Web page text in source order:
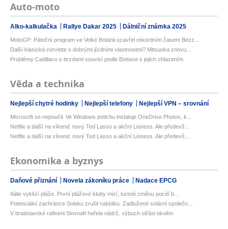
Auto-moto
Alko-kalkulačka Rallye Dakar 2025 Dálniční známka 2025
MotoGP: Páteční program ve Velké Británii uzavřel rekordním časem Bezz...
Další klasická corvette s dobrými jízdními vlastnostmi? Mitsuoka znovu...
Problémy Cadillacu s brzdami souvisí podle Bottase s jejich chlazením
Věda a technika
Nejlepší chytré hodinky Nejlepší telefony Nejlepší VPN – srovnání
Microsoft se nepoučil. Ve Windows potichu instaluje OneDrive Photos, k...
Netflix a další na víkend: nový Ted Lasso a akční Lioness. Ale předevš...
Netflix a další na víkend: nový Ted Lasso a akční Lioness. Ale předevš...
Ekonomika a byznys
Daňové přiznání Novela zákoníku práce Nadace EPCG
Itálie vyklízí pláže. První plážové kluby mizí, turisté změnu pocítí b...
Potenciální zachránce Soleku zrušil nabídku. Zadlužené solární společn...
V bratislavské rafinerii Slovnaft hořela nádrž, výbuch otřásl okolím